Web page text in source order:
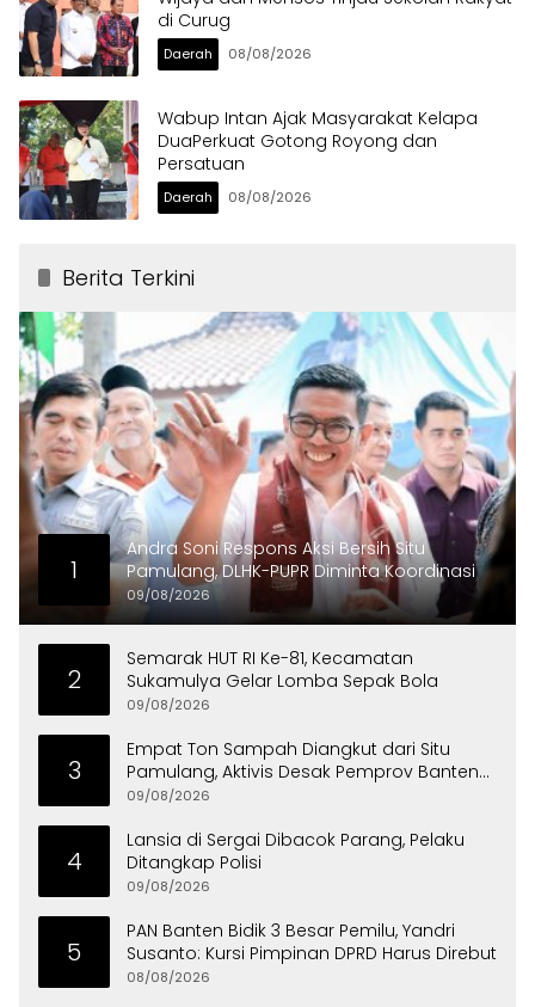
di Curug
Daerah 08/08/2026
Wabup Intan Ajak Masyarakat Kelapa
DuaPerkuat Gotong Royong dan
Persatuan
Daerah 08/08/2026
Berita Terkini
1
Andra Soni Respons Aksi Bersih Situ
Pamulang, DLHK-PUPR Diminta Koordinasi
09/08/2026
2
Semarak HUT RI Ke-81, Kecamatan
Sukamulya Gelar Lomba Sepak Bola
09/08/2026
3
Empat Ton Sampah Diangkut dari Situ
Pamulang, Aktivis Desak Pemprov Banten
Peduli Lingkungan
09/08/2026
4
Lansia di Sergai Dibacok Parang, Pelaku
Ditangkap Polisi
09/08/2026
5
PAN Banten Bidik 3 Besar Pemilu, Yandri
Susanto: Kursi Pimpinan DPRD Harus Direbut
08/08/2026